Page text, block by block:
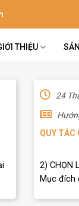
THIỆU
24
QUY TẮC
2) CHỌN
Mục đích